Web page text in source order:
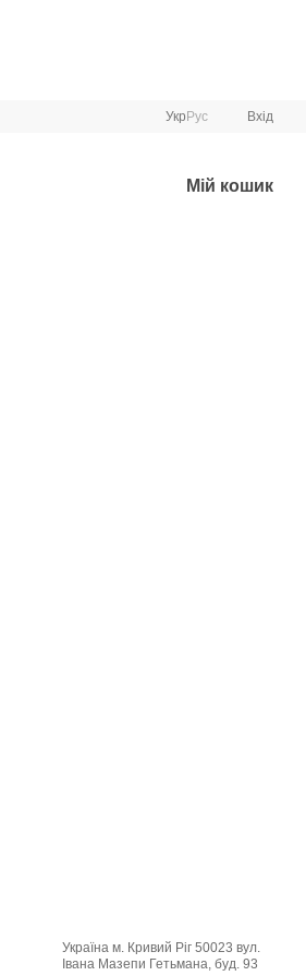
УкрРус Вхід
Мій кошик
Україна м. Кривий Ріг 50023 вул.
Івана Мазепи Гетьмана, буд. 93